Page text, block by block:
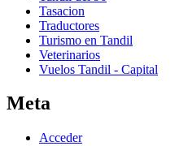
Tasacion
Traductores
Turismo en Tandil
Veterinarios
Vuelos Tandil - Capital
Meta
Acceder